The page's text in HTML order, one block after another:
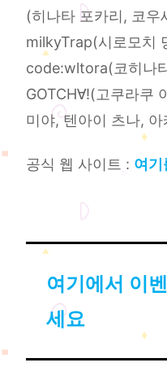
(히나타 포카리, 코
milkyTrap(시로모치
code:wltora(코히나
GOTCH∀!(고쿠라쿠
미야, 텐아이 츠나,
공식 웹 사이트 : 여기
여기에서 이
세요